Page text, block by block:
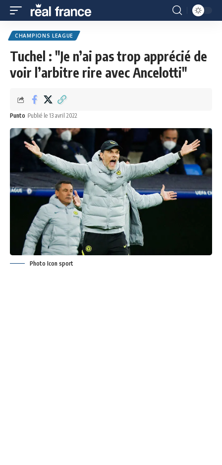
CHAMPIONS LEAGUE
Tuchel : "Je n’ai pas trop apprécié de
voir l’arbitre rire avec Ancelotti"
Punto Publié le 13 avril 2022
Photo Icon sport